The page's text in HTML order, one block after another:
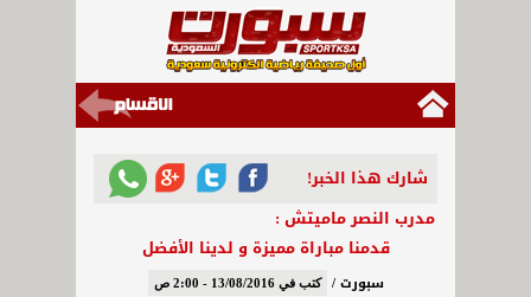
شارك هذا الخبر!
مدرب النصر ماميتش :
قدمنا مباراة مميزة و لدينا الأفضل
سبورت / كتب في 13/08/2016 - 2:00 ص